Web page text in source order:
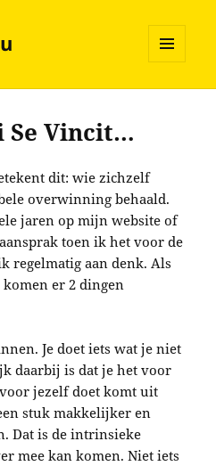
EN
Se Vincit…
dit: wie zichzelf
overwinning behaald.
jaren op mijn website of
toen ik het voor de
regelmatig aan denk. Als
er 2 dingen
Je doet iets wat je niet
daarbij is dat je het voor
jezelf doet komt uit
stuk makkelijker en
Dat is de intrinsieke
mee kan komen. Niet iets